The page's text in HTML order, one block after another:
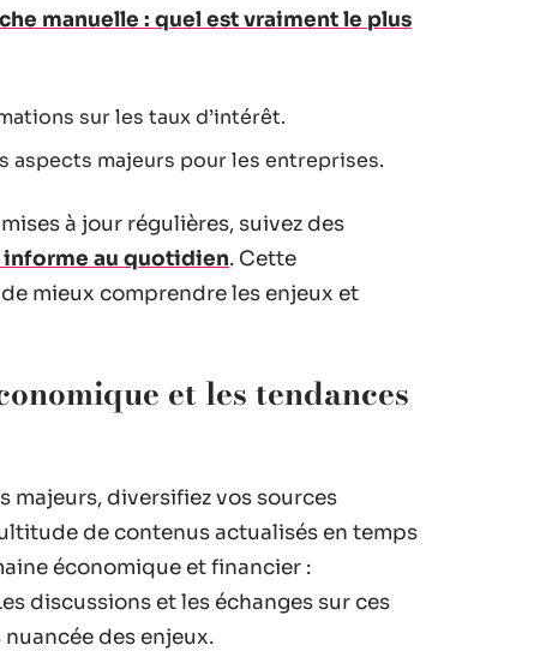
manuelle : quel est vraiment le plus
sur les taux d’intérêt.
aspects majeurs pour les entreprises.
à jour régulières, suivez des
au quotidien. Cette
mieux comprendre les enjeux et
et les tendances
majeurs, diversifiez vos sources
de contenus actualisés en temps
économique et financier :
discussions et les échanges sur ces
des enjeux.